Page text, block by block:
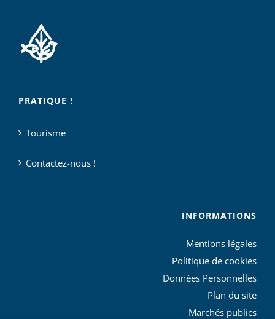
PRATIQUE !
Tourisme
Contactez-nous !
INFORMATIONS
Mentions légales
Politique de cookies
Données Personnelles
Plan du site
Marchés publics